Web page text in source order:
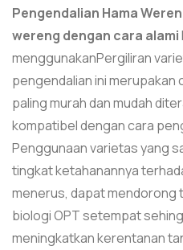
Pengendalian Hama
wereng dengan cara alami
menggunakanPergiliran
pengendalian ini merupakan
paling murah dan mudah
kompatibel dengan cara
Penggunaan varietas yang
tingkat ketahanannya
menerus, dapat mendorong
biologi OPT setempat
meningkatkan kerentanan